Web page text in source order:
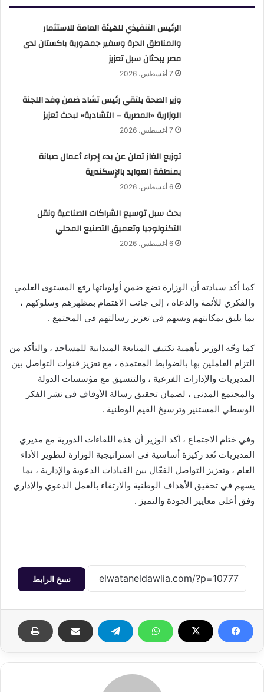
الرئيس التنفيذي للهيئة العامة للاستثمار
والمناطق الحرة وسفير جمهورية باكستان لدى
مصر يبحثان سبل تعزيز
7 أغسطس، 2026
وزير الصحة يلتقي رئيس تشاد ضمن وفد اللجنة
الوزارية «المصرية – التشادية» لبحث تعزيز
7 أغسطس، 2026
توزيع الغاز تعلن عن بدء إجراء أعمال صيانة
بمنطقة العوايد بالإسكندرية
6 أغسطس، 2026
بحث سبل توسيع الشراكات الصناعية ونقل
التكنولوجيا وتعميق التصنيع المحلي
6 أغسطس، 2026
كما أكد سيادته أن الوزارة تضع ضمن أولوياتها رفع المستوى العلمي
والفكري للأئمة والدعاة ، إلى جانب الاهتمام بمظهرهم وسلوكهم ،
بما يليق بمكانتهم ويسهم في تعزيز رسالتهم في المجتمع .
كما وجّه الوزير بأهمية تكثيف المتابعة الميدانية للمساجد ، والتأكد من
التزام العاملين بها بالضوابط المعتمدة ، مع تعزيز قنوات التواصل بين
المديريات والإدارات الفرعية ، والتنسيق مع مؤسسات الدولة
والمجتمع المدني ، لضمان تحقيق رسالة الأوقاف في نشر الفكر
الوسطي المستنير وترسيخ القيم الوطنية .
وفي ختام الاجتماع ، أكد الوزير أن هذه اللقاءات الدورية مع مديري
المديريات تُعد ركيزة أساسية في استراتيجية الوزارة لتطوير الأداء
العام ، وتعزيز التواصل الفعّال بين القيادات الدعوية والإدارية ، بما
يسهم في تحقيق الأهداف الوطنية والارتقاء بالعمل الدعوي والإداري
وفق أعلى معايير الجودة والتميز .
نسخ الرابط